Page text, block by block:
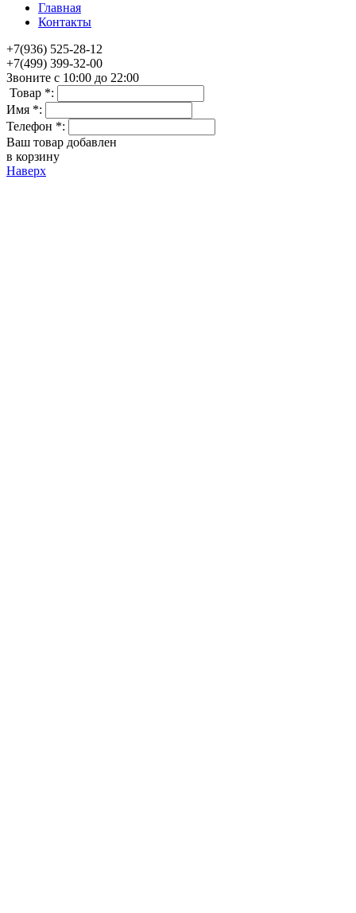
Главная
Контакты
+7(936) 525-28-12
+7(499) 399-32-00
Звоните с 10:00 до 22:00
Товар *:
Имя *:
Телефон *:
Ваш товар добавлен
в корзину
Наверх